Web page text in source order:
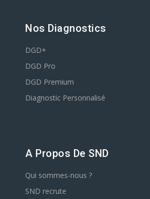
Nos Diagnostics
DGD+
DGD Pro
DGD Premium
Diagnostic Personnalisé
A Propos De SND
Qui sommes-nous ?
SND recrute